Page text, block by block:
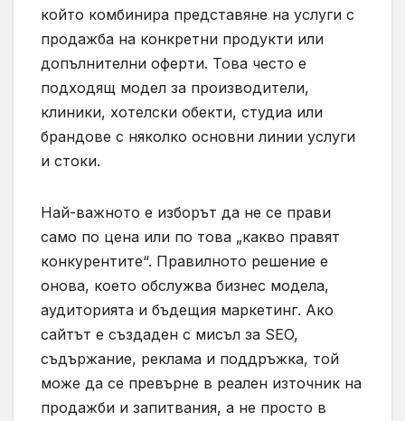
който комбинира представяне на услуги с
продажба на конкретни продукти или
допълнителни оферти. Това често е
подходящ модел за производители,
клиники, хотелски обекти, студиа или
брандове с няколко основни линии услуги
и стоки.
Най-важното е изборът да не се прави
само по цена или по това „какво правят
конкурентите“. Правилното решение е
онова, което обслужва бизнес модела,
аудиторията и бъдещия маркетинг. Ако
сайтът е създаден с мисъл за SEO,
съдържание, реклама и поддръжка, той
може да се превърне в реален източник на
продажби и запитвания, а не просто в